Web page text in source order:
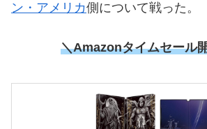
ン・アメリカ側について戦った。
＼Amazonタイムセール